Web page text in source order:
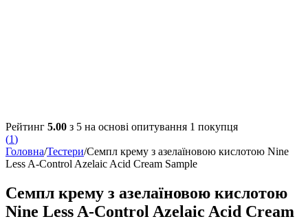
Рейтинг 5.00 з 5 на основі опитування 1 покупця
(1)
Головна/Тестери/Семпл крему з азелаїновою кислотою Nine
Less A-Control Azelaic Acid Cream Sample
Семпл крему з азелаїновою кислотою
Nine Less A-Control Azelaic Acid Cream